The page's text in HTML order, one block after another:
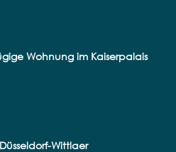
Wohnung im Kaiserpalais
Wittlaer